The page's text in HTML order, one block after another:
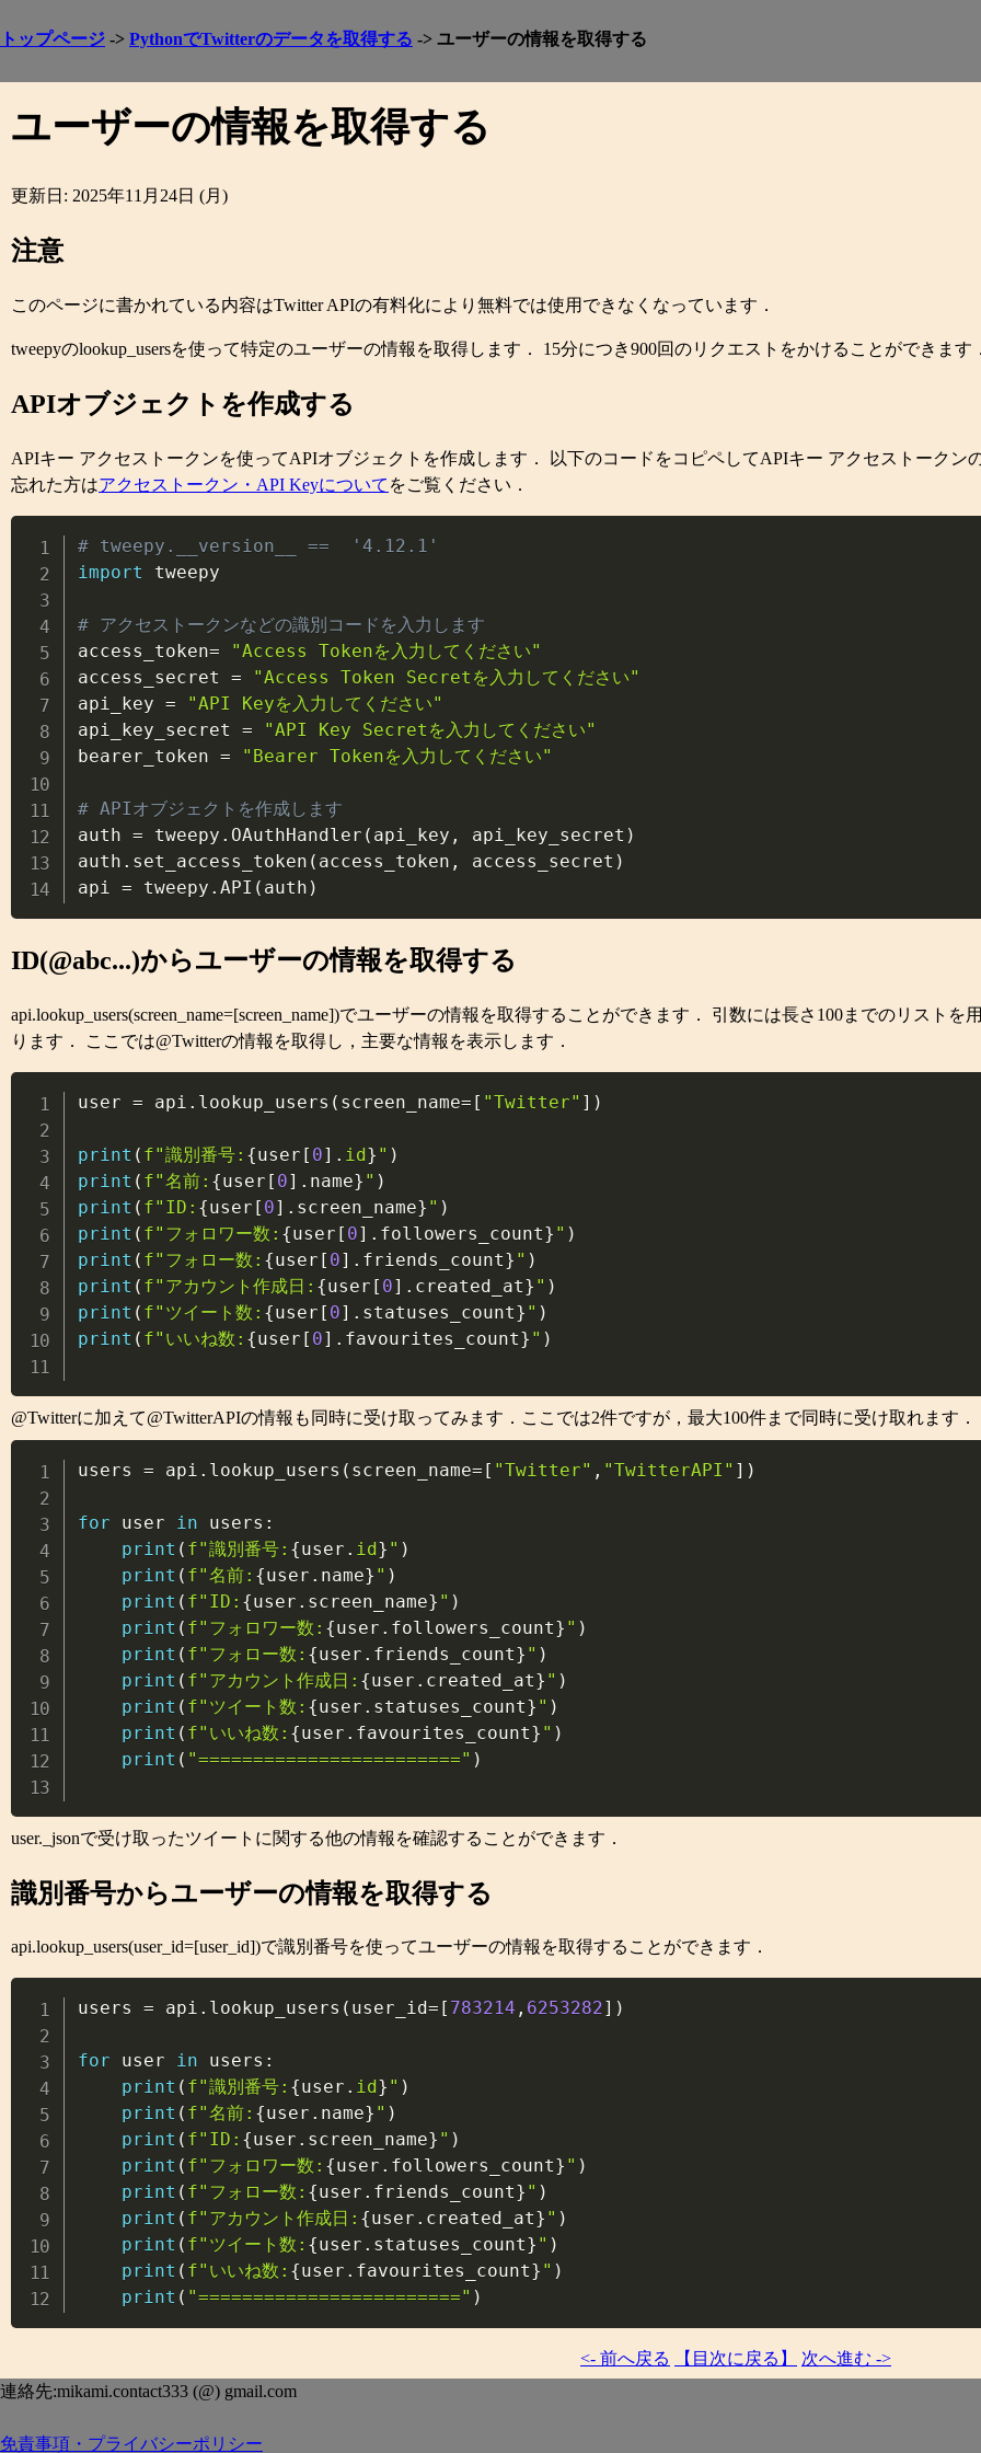
トップページ -> PythonでTwitterのデータを取得する -> ユーザーの情報を取得する
ユーザーの情報を取得する
更新日: 2025年11月24日 (月)
注意
このページに書かれている内容はTwitter APIの有料化により無料では使用できなくなっています．
tweepyのlookup_usersを使って特定のユーザーの情報を取得します． 15分につき900回のリクエストをかけることができま
APIオブジェクトを作成する
APIキー アクセストークンを使ってAPIオブジェクトを作成します． 以下のコードをコピペしてAPIキー アクセストーク
忘れた方はアクセストークン・API Keyについて をご覧ください．
# tweepy.__version__ ==  '4.12.1'
import tweepy
# アクセストークンなどの識別コードを入力します
access_token=
"Access Tokenを入力してください"
access_secret =
"Access Token Secretを入力してください"
api_key =
"API Keyを入力してください"
api_key_secret =
"API Key Secretを入力してください"
bearer_token = "Bearer Tokenを入力してください"
# APIオブジェクトを作成します
auth = tweepy . OAuthHandler ( api_key , api_key_secret )
auth . set_access_token ( access_token , access_secret )
api = tweepy . API ( auth )
ID(@abc...)からユーザーの情報を取得する
api.lookup_users(screen_name=[screen_name])でユーザーの情報を取得することができます． 引数には長さ100までのリスト
ります． ここでは@Twitterの情報を取得し，主要な情報を表示します．
user = api . lookup_users ( screen_name= [ "Twitter" ] )
print ( f"識別番号: {user [ 0] . id} " )
print ( f"名前: {user [ 0] . name} " )
print ( f"ID: {user [ 0] . screen_name} " )
print ( f"フォロワー数: {user [ 0] . followers_count} " )
print ( f"フォロー数: {user [ 0] . friends_count} " )
print ( f"アカウント作成日: {user [ 0] . created_at} " )
print ( f"ツイート数: {user [ 0] . statuses_count} " )
print ( f"いいね数: {user [ 0] . favourites_count} " )
@Twitterに加えて@TwitterAPIの情報も同時に受け取ってみます．ここでは2件ですが，最大100件まで同時に受け取れます．
users = api . lookup_users ( screen_name= [ "Twitter" , "TwitterAPI" ] )
for user in users :
print ( f"識別番号: {user . id} " )
print ( f"名前: {user . name} " )
print ( f"ID: {user . screen_name} " )
print ( f"フォロワー数: {user . followers_count} " )
print ( f"フォロー数: {user . friends_count} " )
print ( f"アカウント作成日: {user . created_at} " )
print ( f"ツイート数: {user . statuses_count} " )
print ( f"いいね数: {user . favourites_count} " )
print ( "========================" )
user._jsonで受け取ったツイートに関する他の情報を確認することができます．
識別番号からユーザーの情報を取得する
api.lookup_users(user_id=[user_id])で識別番号を使ってユーザーの情報を取得することができます．
users = api . lookup_users ( user_id= [ 783214 , 6253282] )
for user in users :
print ( f"識別番号: {user . id } " )
print ( f"名前: {user . name} " )
print ( f"ID: {user . screen_name} " )
print ( f"フォロワー数: {user . followers_count} " )
print ( f"フォロー数: {user . friends_count} " )
print ( f"アカウント作成日: {user . created_at} " )
print ( f"ツイート数: {user . statuses_count} " )
print ( f"いいね数: {user . favourites_count} " )
print ( "========================" )
<- 前へ戻る 【目次に戻る】
次へ進む ->
連絡先:mikami.contact333 (@) gmail.com
免責事項・プライバシーポリシー